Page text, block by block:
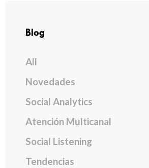
Blog
All
Novedades
Social Analytics
Atención Multicanal
Social Listening
Tendencias